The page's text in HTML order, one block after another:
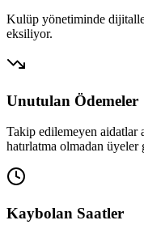
Kulüp yönetiminde
eksiliyor.
Unutulan Ödemeler
Takip edilemeyen aidatlar
hatırlatma olmadan üyeler
Kaybolan Saatler